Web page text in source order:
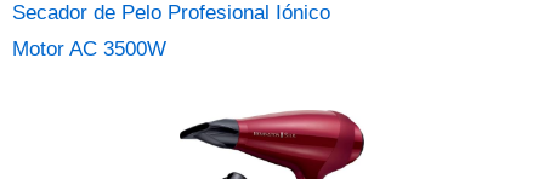
Secador de Pelo Profesional Iónico
Motor AC 3500W